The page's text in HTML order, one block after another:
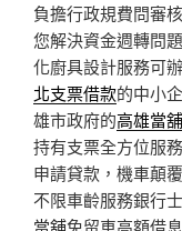
負擔行政規費問審
您解決資金週轉問
化廚具設計服務可
北支票借款的中小
雄市政府的高雄當舖
持有支票全方位服務
申請貸款，機車顛
不限車齡服務銀行
當舖免留車高額借